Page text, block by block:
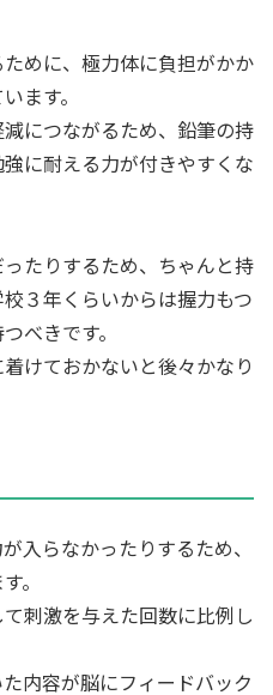
めに、極力体に負担がかか
ます。
につながるため、鉛筆の持
に耐える力が付きやすくな
たりするため、ちゃんと持
３年くらいからは握力もつ
べきです。
けておかないと後々かなり
入らなかったりするため、
。
刺激を与えた回数に比例し
内容が脳にフィードバック